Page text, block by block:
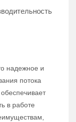
надежное и
потока
в работе